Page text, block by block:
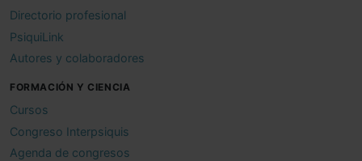
Directorio profesional
PsiquiLink
Autores y colaboradores
FORMACIÓN Y CIENCIA
Cursos
Congreso Interpsiquis
Agenda de congresos